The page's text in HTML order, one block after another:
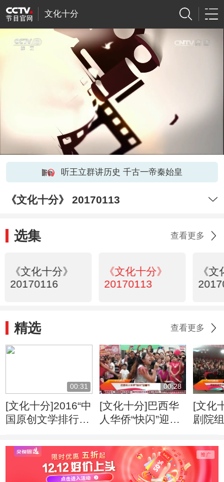
文化十分
听王立群讲历史 千古一帝秦始皇
《文化十分》 20170113
选集 查看更多
《文化十分》
20170116
《文化十分》
20170113
《
精选 查看更多
00:31
[文化十分]2016“中
国原创文学排行
助力网络原创文学
00:28
[文化十分]巴西华
人华侨“快闪”迎春
[文化
剧院
动